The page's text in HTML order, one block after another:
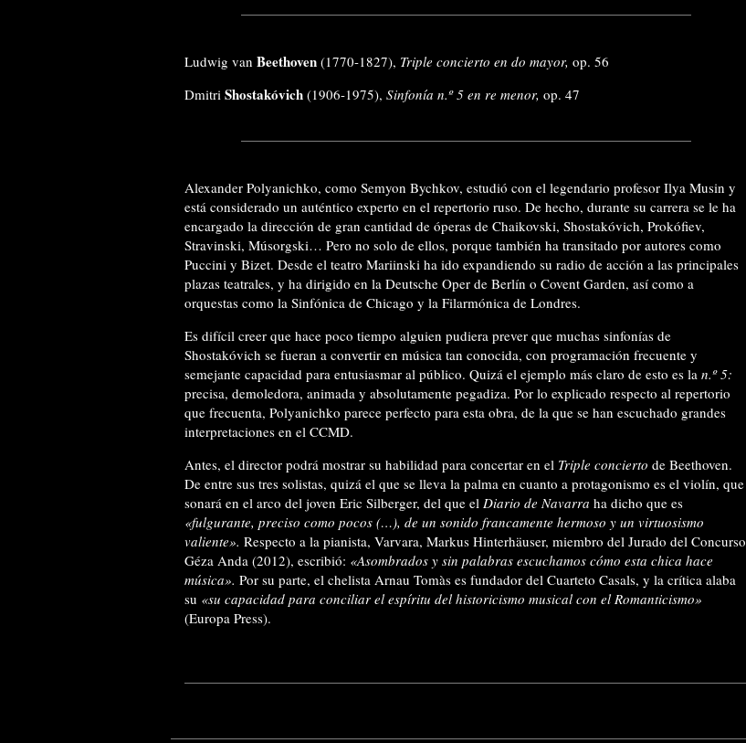
Ludwig van Beethoven (1770-1827), Triple concierto en do mayor, op. 56
Dmitri Shostakóvich (1906-1975), Sinfonía n.º 5 en re menor, op. 47
Alexander Polyanichko, como Semyon Bychkov, estudió con el legendario profesor Ilya Musin y
está considerado un auténtico experto en el repertorio ruso. De hecho, durante su carrera se le ha
encargado la dirección de gran cantidad de óperas de Chaikovski, Shostakóvich, Prokófiev,
Stravinski, Músorgski… Pero no solo de ellos, porque también ha transitado por autores como
Puccini y Bizet. Desde el teatro Mariinski ha ido expandiendo su radio de acción a las principales
plazas teatrales, y ha dirigido en la Deutsche Oper de Berlín o Covent Garden, así como a
orquestas como la Sinfónica de Chicago y la Filarmónica de Londres.
Es difícil creer que hace poco tiempo alguien pudiera prever que muchas sinfonías de
Shostakóvich se fueran a convertir en música tan conocida, con programación frecuente y
semejante capacidad para entusiasmar al público. Quizá el ejemplo más claro de esto es la n.º 5:
precisa, demoledora, animada y absolutamente pegadiza. Por lo explicado respecto al repertorio
que frecuenta, Polyanichko parece perfecto para esta obra, de la que se han escuchado grandes
interpretaciones en el CCMD.
Antes, el director podrá mostrar su habilidad para concertar en el Triple concierto de Beethoven.
De entre sus tres solistas, quizá el que se lleva la palma en cuanto a protagonismo es el violín, que
sonará en el arco del joven Eric Silberger, del que el Diario de Navarra ha dicho que es
«fulgurante, preciso como pocos (…), de un sonido francamente hermoso y un virtuosismo
valiente». Respecto a la pianista, Varvara, Markus Hinterhäuser, miembro del Jurado del Concurso
Géza Anda (2012), escribió: «Asombrados y sin palabras escuchamos cómo esta chica hace
música». Por su parte, el chelista Arnau Tomàs es fundador del Cuarteto Casals, y la crítica alaba
su «su capacidad para conciliar el espíritu del historicismo musical con el Romanticismo»
(Europa Press).